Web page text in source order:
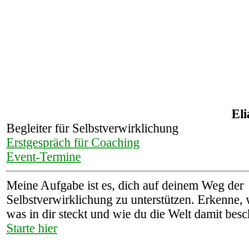
Begleiter für Selbstverwirklichung
Erstgespräch für Coaching
Event-Termine
Meine Aufgabe ist es, dich auf deinem Weg der
Selbstverwirklichung zu unterstützen.
was in dir steckt und wie du die Welt damit
Starte hier